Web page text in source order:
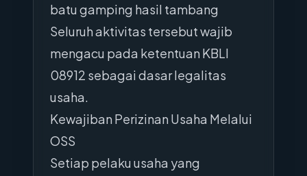
batu gamping hasil tambang
Seluruh aktivitas tersebut wajib
mengacu pada ketentuan KBLI
08912 sebagai dasar legalitas
usaha.
Kewajiban Perizinan Usaha Melalui
OSS
Setiap pelaku usaha yang